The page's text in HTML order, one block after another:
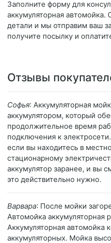
Заполните форму для
аккумуляторная автомойка.
детали и мы отправим ваш
получите посылку и
Отзывы
Софья: Аккумуляторная
аккумулятором, который
продолжительное время
подключения к
если вы находитесь в
стационарному
аккумулятор заранее, и вы
это действительно нужно.
Варвара: После мойки
Автомойка аккумуляторная
Аккумуляторная автомойка
аккумуляторных. Мойка